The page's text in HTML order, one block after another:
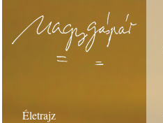
Életrajz